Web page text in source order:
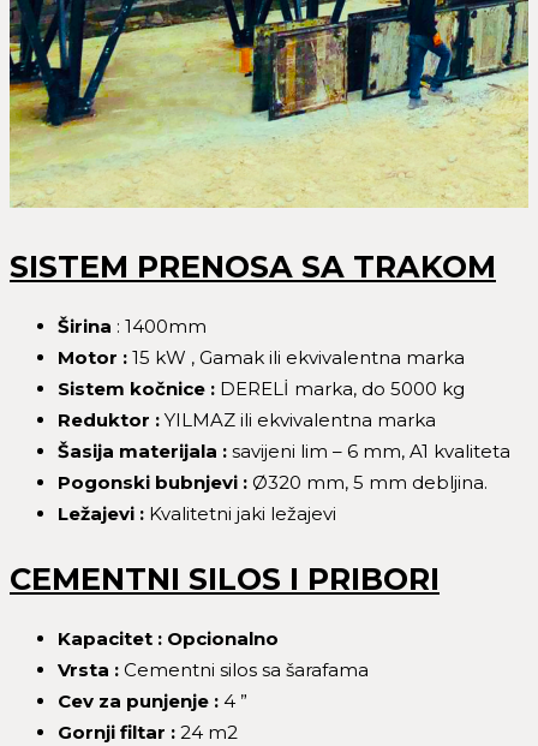
SISTEM PRENOSA SA TRAKOM
Širina : 1400mm
Motor : 15 kW , Gamak ili ekvivalentna marka
Sistem kočnice : DERELİ marka, do 5000 kg
Reduktor : YILMAZ ili ekvivalentna marka
Šasija materijala : savijeni lim – 6 mm, A1 kvaliteta
Pogonski bubnjevi : Ø320 mm, 5 mm debljina.
Ležajevi : Kvalitetni jaki ležajevi
CEMENTNI SILOS I PRIBORI
Kapacitet : Opcionalno
Vrsta : Cementni silos sa šarafama
Cev za punjenje : 4 ”
Gornji filtar : 24 m2